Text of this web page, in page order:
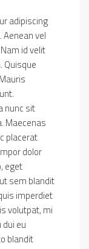
adipiscing
vel
id velit
nunc sit
Maecenas
placerat
dolor
eget
sem blandit
imperdiet
volutpat, mi
eu
blandit